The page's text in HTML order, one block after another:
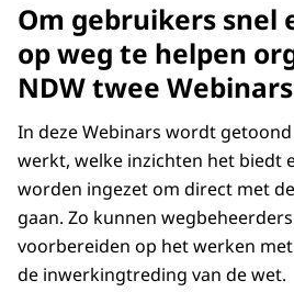
Om gebruikers snel
op weg te helpen
NDW twee
In deze Webinars wordt
werkt, welke inzichten het biedt
worden ingezet om direct met
gaan. Zo kunnen
voorbereiden op het werken
de inwerkingtreding van de wet.